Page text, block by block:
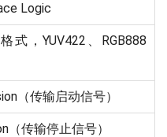
Logic
式，YUV422、RGB888
（传输启动信号）
（传输停止信号）